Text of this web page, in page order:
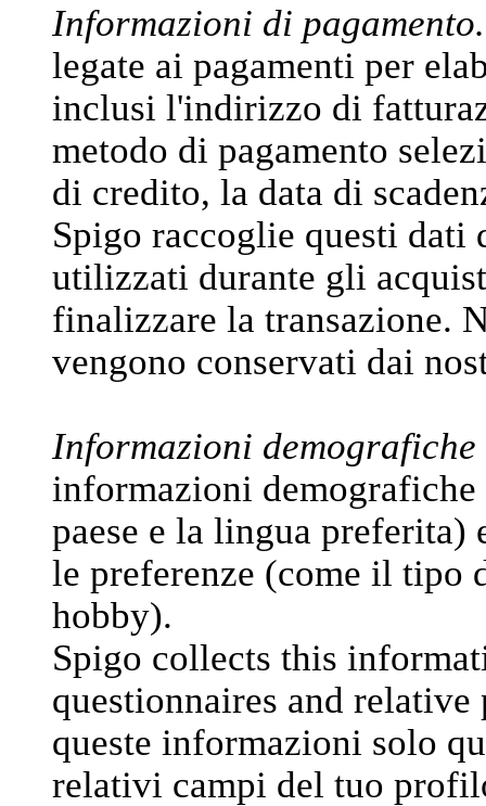
Informazioni di pagamento.
legate ai pagamenti per
inclusi l'indirizzo di
metodo di pagamento
di credito, la data di
Spigo raccoglie questi dati
utilizzati durante gli
finalizzare la transazione.
vengono conservati dai
Informazioni
informazioni
paese e la lingua
le preferenze (come il tipo
hobby).
Spigo collects this
questionnaires and
queste informazioni solo
relativi campi del tuo